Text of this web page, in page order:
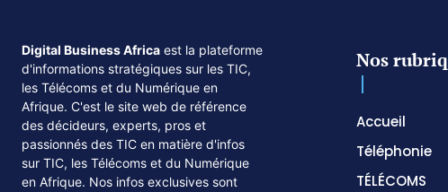
Digital Business Africa est la plateforme
d'informations stratégiques sur les TIC,
les Télécoms et du Numérique en
Afrique. C'est le site web de référence
des décideurs, experts, pros et
passionnés des TIC en matière d'infos
sur TIC, les Télécoms et du Numérique
en Afrique. Nos infos exclusives sont
Nos
Accueil
Téléphonie
TÉLÉCOMS